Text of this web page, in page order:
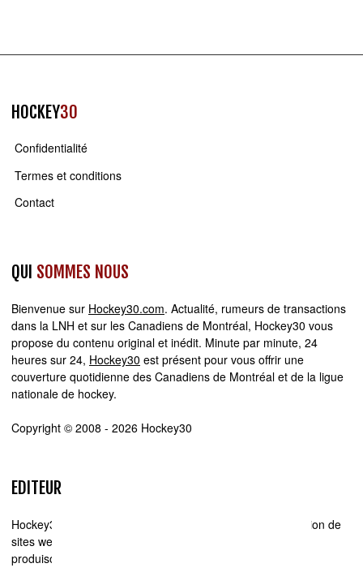
HOCKEY30
Confidentialité
Termes et conditions
Contact
QUI SOMMES NOUS
Bienvenue sur Hockey30.com. Actualité, rumeurs de transactions
dans la LNH et sur les Canadiens de Montréal, Hockey30 vous
propose du contenu original et inédit. Minute par minute, 24
heures sur 24, Hockey30 est présent pour vous offrir une
couverture quotidienne des Canadiens de Montréal et de la ligue
nationale de hockey.
Copyright © 2008 - 2026 Hockey30
EDITEUR
Hockey30.com se spécialise dans la production et la diffusion de
sites web d'actualité. Chez Hockey30.com, nous écrivons,
produisons et réalisons les projets médiatiques de A à Z.